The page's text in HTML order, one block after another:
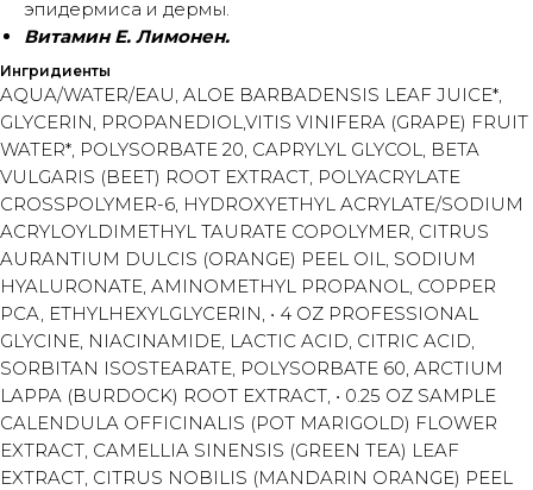
эпидермиса и дермы.
Витамин Е. Лимонен.
Ингридиенты
AQUA/WATER/EAU, ALOE BARBADENSIS LEAF JUICE*,
GLYCERIN, PROPANEDIOL,VITIS VINIFERA (GRAPE) FRUIT
WATER*, POLYSORBATE 20, CAPRYLYL GLYCOL, BETA
VULGARIS (BEET) ROOT EXTRACT, POLYACRYLATE
CROSSPOLYMER-6, HYDROXYETHYL ACRYLATE/SODIUM
ACRYLOYLDIMETHYL TAURATE COPOLYMER, CITRUS
AURANTIUM DULCIS (ORANGE) PEEL OIL, SODIUM
HYALURONATE, AMINOMETHYL PROPANOL, COPPER
PCA, ETHYLHEXYLGLYCERIN, • 4 OZ PROFESSIONAL
GLYCINE, NIACINAMIDE, LACTIC ACID, CITRIC ACID,
SORBITAN ISOSTEARATE, POLYSORBATE 60, ARCTIUM
LAPPA (BURDOCK) ROOT EXTRACT, • 0.25 OZ SAMPLE
CALENDULA OFFICINALIS (POT MARIGOLD) FLOWER
EXTRACT, CAMELLIA SINENSIS (GREEN TEA) LEAF
EXTRACT, CITRUS NOBILIS (MANDARIN ORANGE) PEEL